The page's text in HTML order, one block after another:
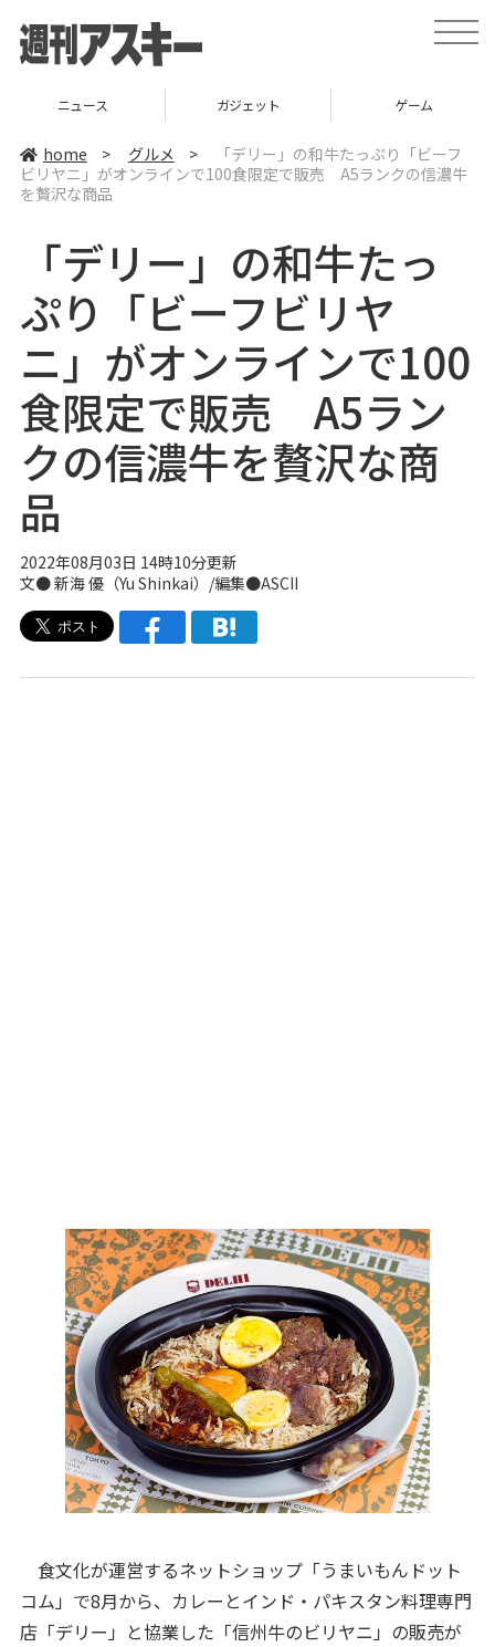
t
o
v
i
ニュース ガジェット ゲーム
home > グルメ >
「デリー」の和牛たっぷり「ビーフ
ビリヤニ」がオンラインで100食限定で販売 A5ランクの信濃牛
を贅沢な商品
「デリー」の和牛たっ
ぷり「ビーフビリヤ
ニ」がオンラインで100
食限定で販売 A5ラン
クの信濃牛を贅沢な商
品
2022年08月03日 14時10分更新
文●新海 優（Yu Shinkai） /編集●ASCII
食文化が運営するネットショップ「うまいもんドット
コム」で8月から、カレーとインド・パキスタン料理専門
店「デリー」と協業した「信州牛のビリヤニ」の販売が